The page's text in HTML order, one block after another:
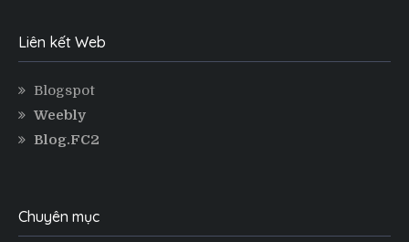
Liên kết Web
Blogspot
Weebly
Blog.FC2
Chuyên mục